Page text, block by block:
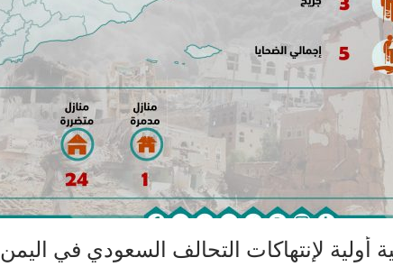
أولية لإنتهاكات التحالف السعودي في اليمن 21 مارس 2019